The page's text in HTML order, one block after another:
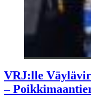
VRJ:lle
–